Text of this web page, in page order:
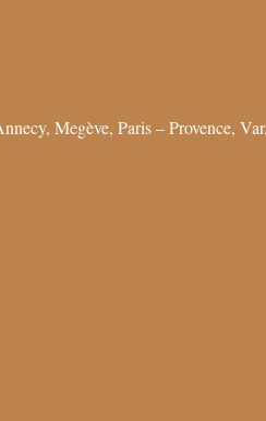
Megève, Paris – Provence,